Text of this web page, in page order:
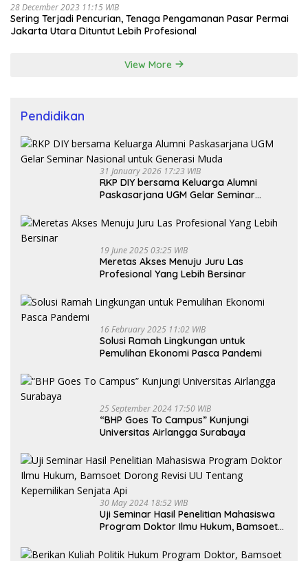
28 December 2023 11:15 WIB
Sering Terjadi Pencurian, Tenaga Pengamanan Pasar Permai
Jakarta Utara Dituntut Lebih Profesional
View More
Pendidikan
31 January 2026 17:23 WIB
RKP DIY bersama Keluarga Alumni
Paskasarjana UGM Gelar Seminar
19 June 2025 03:25 WIB
Meretas Akses Menuju Juru Las
Profesional Yang Lebih Bersinar
16 February 2025 11:02 WIB
Solusi Ramah Lingkungan untuk
Pemulihan Ekonomi Pasca Pandemi
25 September 2024 17:50 WIB
“BHP Goes To Campus” Kunjungi
Universitas Airlangga Surabaya
30 May 2024 18:52 WIB
Uji Seminar Hasil Penelitian Mahasiswa
Program Doktor Ilmu Hukum, Bamsoet
Senjata Api